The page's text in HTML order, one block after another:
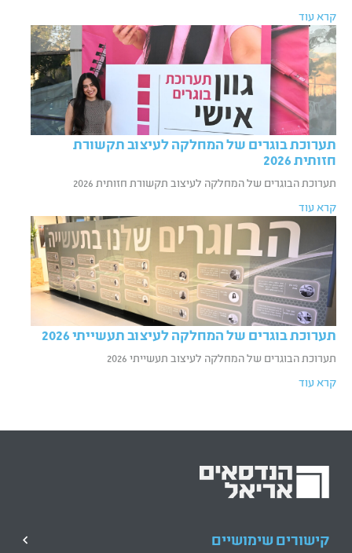
קרא עוד
תערוכת בוגרים של המחלקה לעיצוב תקשורת
חזותית 2026
תערוכת הבוגרים של המחלקה לעיצוב תקשורת חזותית 2026
קרא עוד
תערוכת בוגרים של המחלקה לעיצוב תעשייתי 2026
תערוכת הבוגרים של המחלקה לעיצוב תעשייתי 2026
קרא עוד
קישורים שימושיים